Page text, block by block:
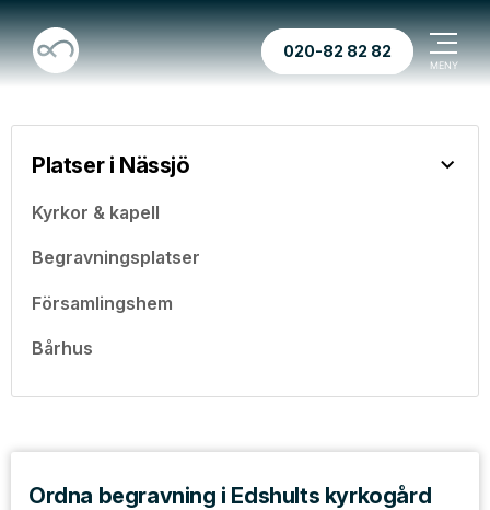
020-82 82 82
Platser i Nässjö
Kyrkor & kapell
Begravningsplatser
Församlingshem
Bårhus
Ordna begravning i Edshults kyrkogård